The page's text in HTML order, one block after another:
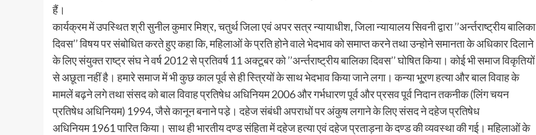
हैं।
कार्यक्रम में उपस्थित श्री सुनील कुमार मिश्र, चतुर्थ जिला एवं अपर सत्र न्यायाधीश, जिला न्यायालय सिवनी द्वारा ’’अर्न्तराष्ट्रीय बालिका
दिवस’’ विषय पर संबोधित करते हुए कहा कि, महिलाओं के प्रति होने वाले भेदभाव को समाप्त करने तथा उन्होने समानता के अधिकार दिलाने
के लिए संयुक्त राष्ट्र संघ ने वर्ष 2012 से प्रतिवर्ष 11 अक्टूबर को ’’अर्न्तराष्ट्रीय बालिका दिवस’’ घोषित किया। कोई भी समाज विकृतियों
से अछूता नहीं है। हमारे समाज में भी कुछ काल पूर्व से ही स्त्रियों के साथ भेदभाव किया जाने लगा। कन्या भू्रण हत्या और बाल विवाह के
मामलें बढ़ने लगे तथा संसद को बाल विवाह प्रतिषेध अधिनियम 2006 और गर्भधारण पूर्व और प्रसव पूर्व निदान तकनीक (लिंग चयन
प्रतिषेध अधिनियम) 1994, जैसे कानून बनाने पडे़। दहेज संबंधी अपराधों पर अंकुष लगाने के लिए संसद ने दहेज प्रतिषेध
अधिनियम 1961 पारित किया। साथ ही भारतीय दण्ड संहिता में दहेज हत्या एवं दहेज प्रताड़ना के दण्ड की व्यवस्था की गई। महिलाओं के